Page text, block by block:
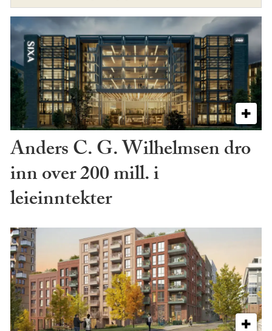
Anders C. G. Wilhelmsen dro
inn over 200 mill. i
leieinntekter